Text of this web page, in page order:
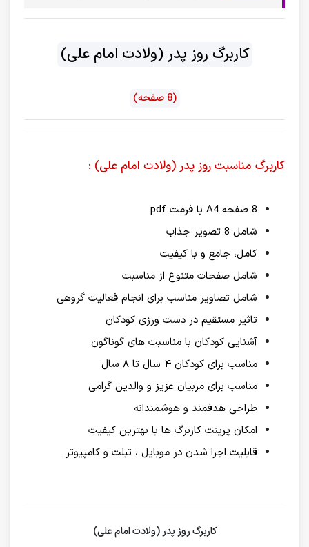
کاربرگ روز پدر (ولادت امام علی)
(8 صفحه)
کاربرگ مناسبت روز پدر (ولادت امام علی) :
8 صفحه A4 با فرمت pdf
شامل 8 تصویر جذاب
کامل، جامع و با کیفیت
شامل صفحات متنوع از مناسبت
شامل تصاویر مناسب برای انجام فعالیت گروهی
تاثیر مستقیم در دست ورزی کودکان
آشنایی کودکان با مناسبت های گوناگون
مناسب برای کودکان ۴ سال تا ۸ سال
مناسب برای مربیان عزیز و والدین گرامی
طراحی هدفمند و هوشمندانه
امکان پرینت کاربرگ ها با بهترین کیفیت
قابلیت اجرا شدن در موبایل ، تبلت و کامپیوتر
کاربرگ روز پدر (ولادت امام علی)